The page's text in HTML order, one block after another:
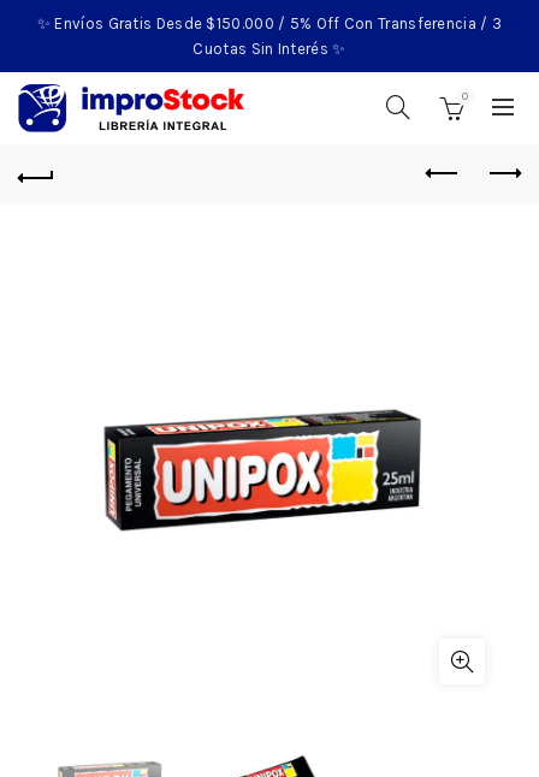
✨ Envíos Gratis Desde $150.000 / 5% Off Con Transferencia / 3
Cuotas Sin Interés ✨
0